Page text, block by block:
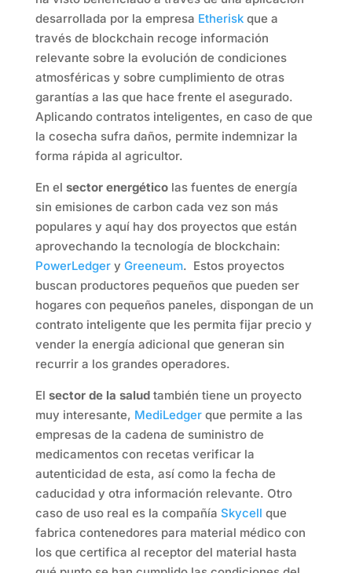
desarrollada por la empresa Etheriskque a
través de blockchain recoge información
relevante sobre la evolución de condiciones
atmosféricas y sobre cumplimiento de otras
garantías a las que hace frente el asegurado.
Aplicando contratos inteligentes, en caso de que
la cosecha sufra daños, permite indemnizar la
forma rápida al agricultor.
En el sector energéticolas fuentes de energía
sin emisiones de carbon cada vez son más
populares y aquí hay dos proyectos que están
aprovechando la tecnología de blockchain:
PowerLedgery Greeneum. Estos proyectos
buscan productores pequeños que pueden ser
hogares con pequeños paneles, dispongan de un
contrato inteligente que les permita fijar precio y
vender la energía adicional que generan sin
recurrir a los grandes operadores.
El sector de la saludtambién tiene un proyecto
muy interesante, MediLedgerque permite a las
empresas de la cadena de suministro de
medicamentos con recetas verificar la
autenticidad de esta, así como la fecha de
caducidad y otra información relevante. Otro
caso de uso real es la compañía Skycell que
fabrica contenedores para material médico con
los que certifica al receptor del material hasta